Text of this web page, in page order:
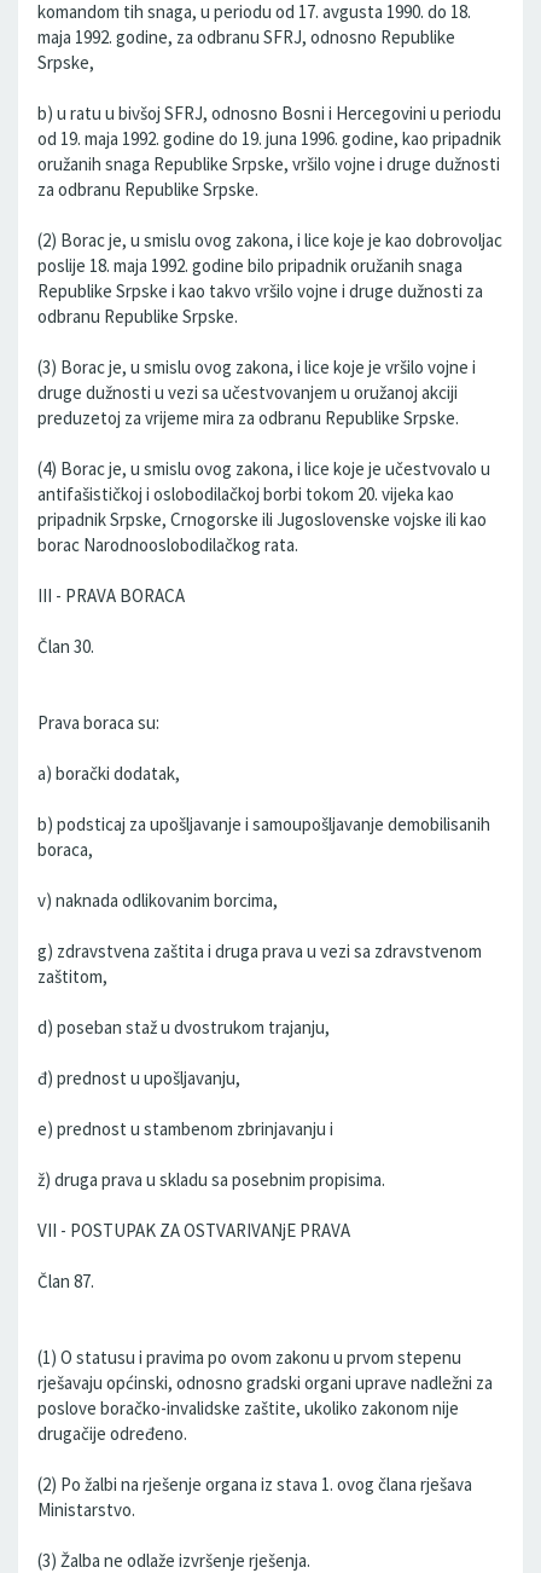
komandom tih snaga, u periodu od 17. avgusta 1990. do 18.
maja 1992. godine, za odbranu SFRJ, odnosno Republike
Srpske,
b) u ratu u bivšoj SFRJ, odnosno Bosni i Hercegovini u periodu
od 19. maja 1992. godine do 19. juna 1996. godine, kao pripadnik
oružanih snaga Republike Srpske, vršilo vojne i druge dužnosti
za odbranu Republike Srpske.
(2) Borac je, u smislu ovog zakona, i lice koje je kao dobrovoljac
poslije 18. maja 1992. godine bilo pripadnik oružanih snaga
Republike Srpske i kao takvo vršilo vojne i druge dužnosti za
odbranu Republike Srpske.
(3) Borac je, u smislu ovog zakona, i lice koje je vršilo vojne i
druge dužnosti u vezi sa učestvovanjem u oružanoj akciji
preduzetoj za vrijeme mira za odbranu Republike Srpske.
(4) Borac je, u smislu ovog zakona, i lice koje je učestvovalo u
antifašističkoj i oslobodilačkoj borbi tokom 20. vijeka kao
pripadnik Srpske, Crnogorske ili Jugoslovenske vojske ili kao
borac Narodnooslobodilačkog rata.
III - PRAVA BORACA
Član 30.
Prava boraca su:
a) borački dodatak,
b) podsticaj za upošljavanje i samoupošljavanje demobilisanih
boraca,
v) naknada odlikovanim borcima,
g) zdravstvena zaštita i druga prava u vezi sa zdravstvenom
zaštitom,
d) poseban staž u dvostrukom trajanju,
đ) prednost u upošljavanju,
e) prednost u stambenom zbrinjavanju i
ž) druga prava u skladu sa posebnim propisima.
VII - POSTUPAK ZA OSTVARIVANjE PRAVA
Član 87.
(1) O statusu i pravima po ovom zakonu u prvom stepenu
rješavaju općinski, odnosno gradski organi uprave nadležni za
poslove boračko-invalidske zaštite, ukoliko zakonom nije
drugačije određeno.
(2) Po žalbi na rješenje organa iz stava 1. ovog člana rješava
Ministarstvo.
(3) Žalba ne odlaže izvršenje rješenja.